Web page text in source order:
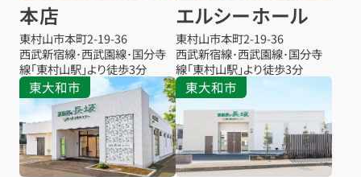
本店
東村山市本町2-19-36
西武新宿線･西武園線･国分寺
線「東村山駅」より徒歩3分
エルシーホール
東村山市本町2-19-36
西武新宿線･西武園線･国分寺
線「東村山駅」より徒歩3分
東大和市 東大和市